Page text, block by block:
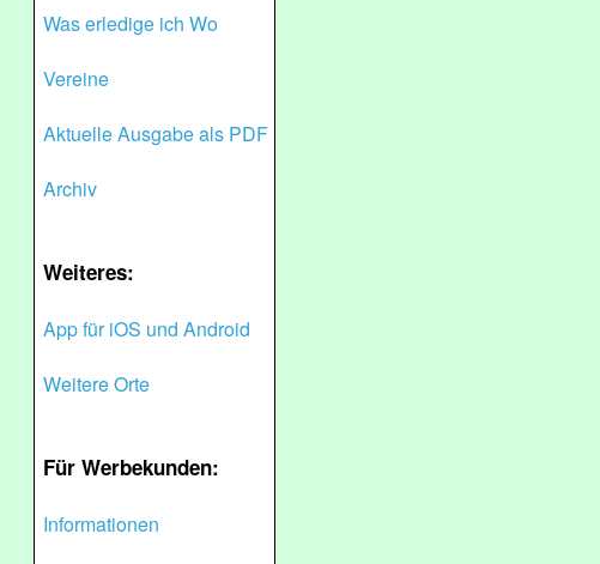
Was erledige ich Wo
Vereine
Aktuelle Ausgabe als PDF
Archiv
Weiteres:
App für iOS und Android
Weitere Orte
Für Werbekunden:
Informationen